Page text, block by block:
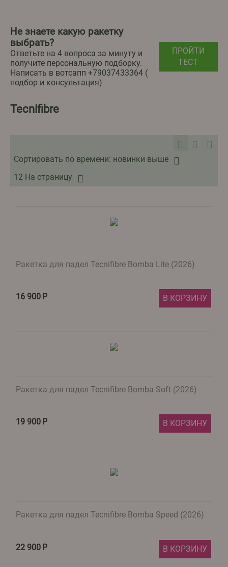
Не знаете какую ракетку
выбрать?
Ответьте на 4 вопроса за минуту и
получите персональную подборку.
Написать в вотсапп ‪+79037433364‬ (
подбор и консультация)
ПРОЙТИ
ТЕСТ
Tecnifibre
Сортировать по времени: новинки выше
12 На страницу
Ракетка для падел Tecnifibre Bomba Lite (2026)
16 900 Р В КОРЗИНУ
Ракетка для падел Tecnifibre Bomba Soft (2026)
19 900 Р В КОРЗИНУ
Ракетка для падел Tecnifibre Bomba Speed (2026)
22 900 Р В КОРЗИНУ